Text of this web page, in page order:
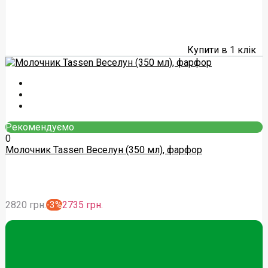
Купити в 1 клік
Рекомендуємо
0
Молочник Tassen Веселун (350 мл), фарфор
2820 грн.-3%2735 грн.